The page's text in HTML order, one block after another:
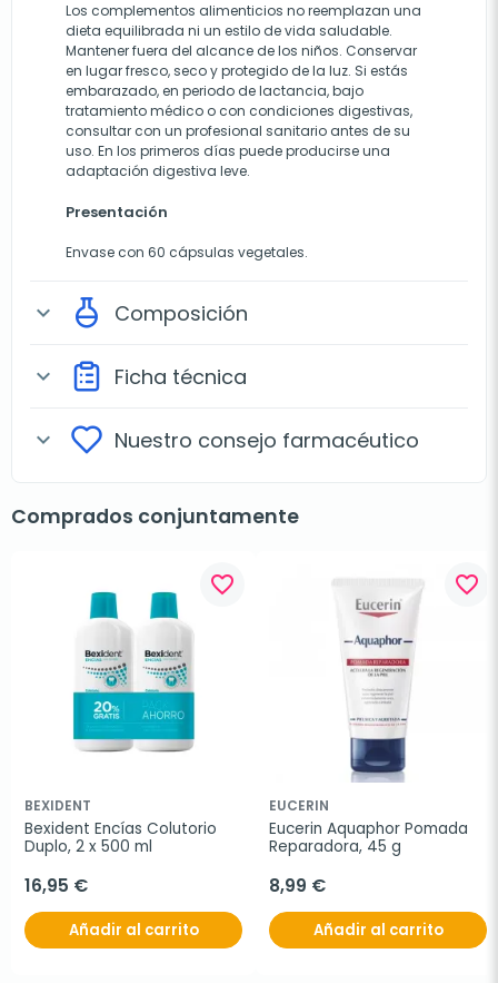
Los complementos alimenticios no reemplazan una
dieta equilibrada ni un estilo de vida saludable.
Mantener fuera del alcance de los niños. Conservar
en lugar fresco, seco y protegido de la luz. Si estás
embarazado, en periodo de lactancia, bajo
tratamiento médico o con condiciones digestivas,
consultar con un profesional sanitario antes de su
uso. En los primeros días puede producirse una
adaptación digestiva leve.
Presentación
Envase con 60 cápsulas vegetales.
expand_more Composición
expand_more Ficha técnica
expand_more Nuestro consejo farmacéutico
Comprados conjuntamente
favorite_border
BEXIDENT
Bexident Encías Colutorio
Duplo, 2 x 500 ml
16,95 €
Añadir al carrito
favorite_border
EUCERIN
Eucerin Aquaphor Pomada
Reparadora, 45 g
8,99 €
Añadir al carrito